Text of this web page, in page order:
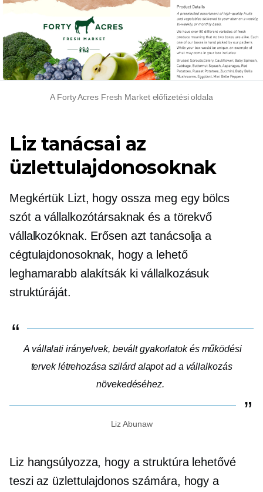
A Forty Acres Fresh Market előfizetési oldala
Liz tanácsai az
üzlettulajdonosoknak
Megkértük Lizt, hogy ossza meg egy bölcs
szót a vállalkozótársaknak és a törekvő
vállalkozóknak. Erősen azt tanácsolja a
cégtulajdonosoknak, hogy a lehető
leghamarabb alakítsák ki vállalkozásuk
struktúráját.
A vállalati irányelvek, bevált gyakorlatok és működési
tervek létrehozása szilárd alapot ad a vállalkozás
növekedéséhez.
Liz Abunaw
Liz hangsúlyozza, hogy a struktúra lehetővé
teszi az üzlettulajdonos számára, hogy a